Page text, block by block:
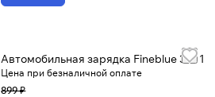
Автомобильная зарядка Fineblue 3 in 1
Цена при безналичной оплате
899 ₽